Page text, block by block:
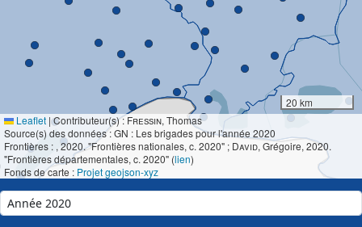
20 km
Leaflet |Contributeur(s) :Fressin, Thomas
Source(s) des données : GN : Les brigades pour l'année 2020
Frontières : , 2020. "Frontières nationales, c. 2020" ; David, Grégoire, 2020.
"Frontières départementales, c. 2020" (lien)
Fonds de carte : Projet geojson-xyz